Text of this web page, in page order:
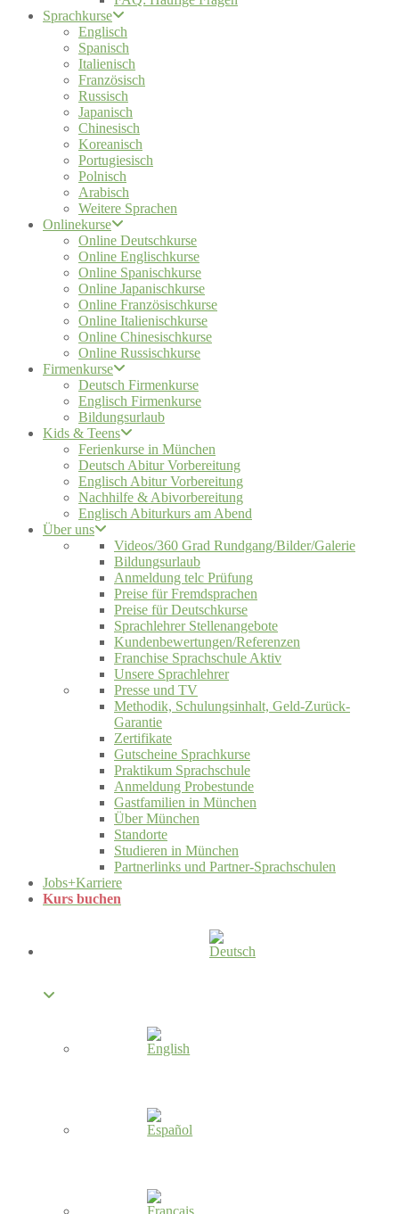
Sprachkurse
Englisch
Spanisch
Italienisch
Französisch
Russisch
Japanisch
Chinesisch
Koreanisch
Portugiesisch
Polnisch
Arabisch
Weitere Sprachen
Onlinekurse
Online Deutschkurse
Online Englischkurse
Online Spanischkurse
Online Japanischkurse
Online Französischkurse
Online Italienischkurse
Online Chinesischkurse
Online Russischkurse
Firmenkurse
Deutsch Firmenkurse
Englisch Firmenkurse
Bildungsurlaub
Kids & Teens
Ferienkurse in München
Deutsch Abitur Vorbereitung
Englisch Abitur Vorbereitung
Nachhilfe & Abivorbereitung
Englisch Abiturkurs am Abend
Über uns
Videos/360 Grad Rundgang/Bilder/Galerie
Bildungsurlaub
Anmeldung telc Prüfung
Preise für Fremdsprachen
Preise für Deutschkurse
Sprachlehrer Stellenangebote
Kundenbewertungen/Referenzen
Franchise Sprachschule Aktiv
Unsere Sprachlehrer
Presse und TV
Methodik, Schulungsinhalt, Geld-Zurück-
Garantie
Zertifikate
Gutscheine Sprachkurse
Praktikum Sprachschule
Anmeldung Probestunde
Gastfamilien in München
Über München
Standorte
Studieren in München
Partnerlinks und Partner-Sprachschulen
Jobs+Karriere
Kurs buchen